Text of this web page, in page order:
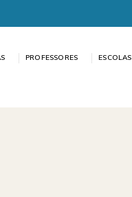
PROFESSORES ESCOLAS